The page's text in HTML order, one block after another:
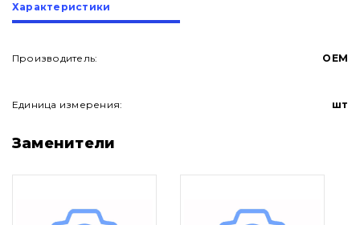
О нас
Характеристики
Производитель: OEM
Единица измерения: шт
Заменители